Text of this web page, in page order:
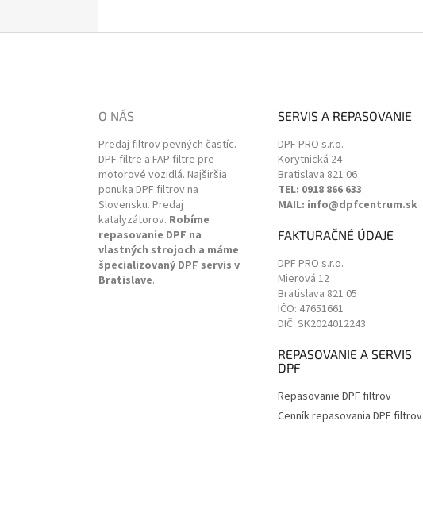
O NÁS
Predaj filtrov pevných častíc.
DPF filtre a FAP filtre pre
motorové vozidlá. Najširšia
ponuka DPF filtrov na
Slovensku. Predaj
katalyzátorov. Robíme
repasovanie DPF na
vlastných strojoch a máme
špecializovaný DPF servis v
Bratislave.
SERVIS A REPASOVANIE
DPF PRO s.r.o.
Korytnická 24
Bratislava 821 06
TEL: 0918 866 633
MAIL: info@dpfcentrum.sk
FAKTURAČNÉ ÚDAJE
DPF PRO s.r.o.
Mierová 12
Bratislava 821 05
IČO: 47651661
DIČ: SK2024012243
REPASOVANIE A SERVIS
DPF
Repasovanie DPF filtrov
Cenník repasovania DPF filtrov